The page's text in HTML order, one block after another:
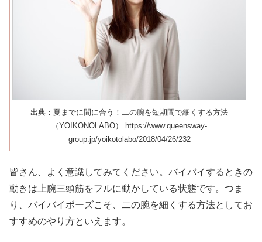
出典：夏までに間に合う！二の腕を短期間で細くする方法
（YOIKONOLABO） https://www.queensway-
group.jp/yoikotolabo/2018/04/26/232
皆さん、よく意識してみてください。バイバイするときの
動きは上腕三頭筋をフルに動かしている状態です。つま
り、バイバイポーズこそ、二の腕を細くする方法としてお
すすめのやり方といえます。